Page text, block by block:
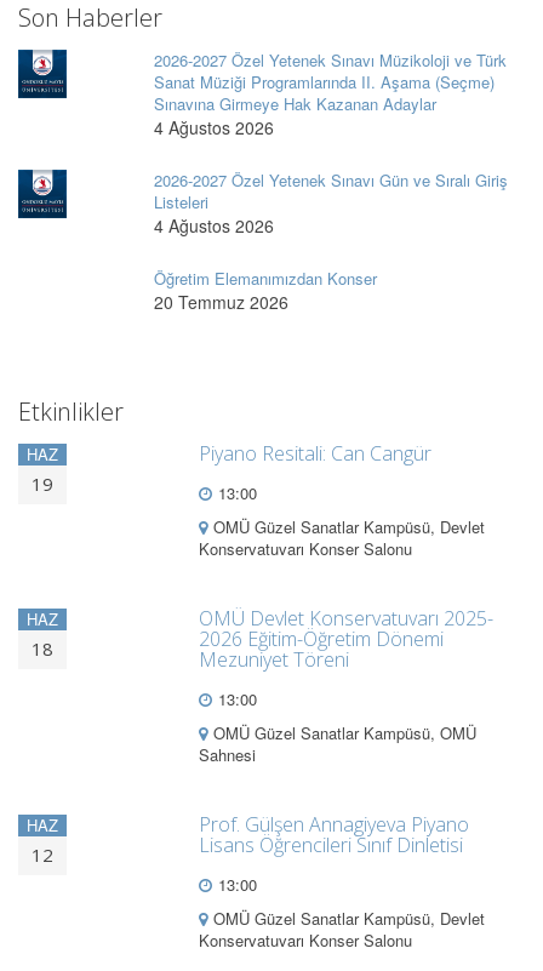
Son Haberler
2026-2027 Özel Yetenek Sınavı Müzikoloji ve Türk
Sanat Müziği Programlarında II. Aşama (Seçme)
Sınavına Girmeye Hak Kazanan Adaylar
4 Ağustos 2026
2026-2027 Özel Yetenek Sınavı Gün ve Sıralı Giriş
Listeleri
4 Ağustos 2026
Öğretim Elemanımızdan Konser
20 Temmuz 2026
Etkinlikler
HAZ
19
Piyano Resitali: Can Cangür
13:00
OMÜ Güzel Sanatlar Kampüsü, Devlet
Konservatuvarı Konser Salonu
HAZ
18
OMÜ Devlet Konservatuvarı 2025-
2026 Eğitim-Öğretim Dönemi
Mezuniyet Töreni
13:00
OMÜ Güzel Sanatlar Kampüsü, OMÜ
Sahnesi
HAZ
12
Prof. Gülşen Annagiyeva Piyano
Lisans Öğrencileri Sınıf Dinletisi
13:00
OMÜ Güzel Sanatlar Kampüsü, Devlet
Konservatuvarı Konser Salonu